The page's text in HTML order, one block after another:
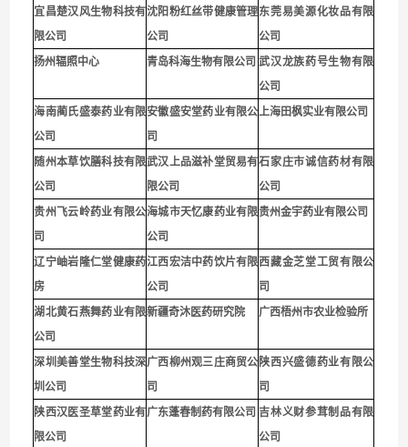
宜昌楚汉风生物科技有
限公司
沈阳粉红丝带健康管理
公司
东莞易美源化妆品有限
公司
扬州辐照中心
青岛科海生物有限公司 武汉龙族药号生物有限
公司
海南蔺氏盛泰药业有限
公司
安徽盛安堂药业有限公
司
上海田枫实业有限公司
随州本草饮膳科技有限
公司
武汉上品滋补堂贸易有
限公司
石家庄市诚信药材有限
公司
贵州飞云岭药业有限公
司
海城市天忆康药业有限
公司
贵州金宇药业有限公司
辽宁岫岩隆仁堂健康药
房
江西宏洁中药饮片有限
公司
西藏金芝堂工贸有限公
司
湖北黄石燕舞药业有限
公司
新疆奇沐医药研究院 广西梧州市农业检验所
深圳 美善堂生物科技深
圳公司
广西柳州观三庄商贸公
司
陕西兴盛德药业有限公
司
陕西汉医圣草堂药业有
限公司
广东蓬春制药有限公司 吉林义财参茸制品有限
公司